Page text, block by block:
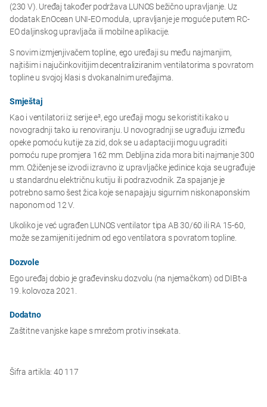
(230 V). Uređaj također podržava LUNOS bežično upravljanje. Uz
dodatak EnOcean UNI-EO modula, upravljanje je moguće putem RC-
EO daljinskog upravljača ili mobilne aplikacije.
S novim izmjenjivačem topline, ego uređaji su među najmanjim,
najtišim i najučinkovitijim decentraliziranim ventilatorima s povratom
topline u svojoj klasi s dvokanalnim uređajima.
Smještaj
Kao i ventilatori iz serije e², ego uređaji mogu se koristiti kako u
novogradnji tako iu renoviranju. U novogradnji se ugrađuju između
opeke pomoću kutije za zid, dok se u adaptaciji mogu ugraditi
pomoću rupe promjera 162 mm. Debljina zida mora biti najmanje 300
mm. Ožičenje se izvodi izravno iz upravljačke jedinice koja se ugrađuje
u standardnu ​​električnu kutiju ili podrazvodnik. Za spajanje je
potrebno samo šest žica koje se napajaju sigurnim niskonaponskim
naponom od 12 V.
Ukoliko je već ugrađen LUNOS ventilator tipa AB 30/60 ili RA 15-60,
može se zamijeniti jednim od ego ventilatora s povratom topline.
Dozvole
Ego uređaj dobio je građevinsku dozvolu (na njemačkom) od DIBt-a
19. kolovoza 2021.
Dodatno
Zaštitne vanjske kape s mrežom protiv insekata.
Šifra artikla: 40 117